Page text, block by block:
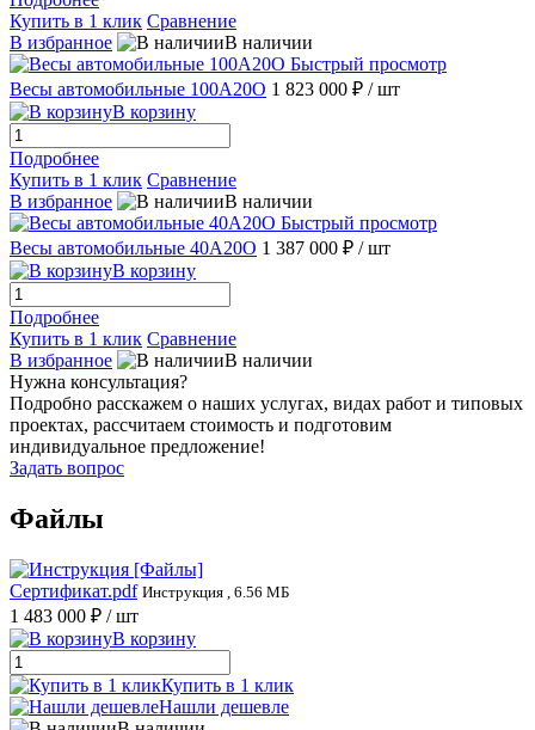
Купить в 1 клик Сравнение
В избранное
В наличии
Быстрый просмотр
Весы автомобильные 100А20О 1 823 000 ₽ / шт
В корзину
Подробнее
Купить в 1 клик Сравнение
В избранное
В наличии
Быстрый просмотр
Весы автомобильные 40А20О 1 387 000 ₽ / шт
В корзину
Подробнее
Купить в 1 клик Сравнение
В избранное
В наличии
Нужна консультация?
Подробно расскажем о наших услугах, видах работ и типовых
проектах, рассчитаем стоимость и подготовим
индивидуальное предложение!
Задать вопрос
Файлы
Сертификат.pdf Инструкция , 6.56 МБ
1 483 000 ₽ / шт
В корзину
Купить в 1 клик
Нашли дешевле